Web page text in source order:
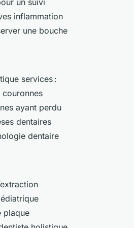
inflammation
une bouche
services :
ayant perdu
dentaires
dentaire
plaque